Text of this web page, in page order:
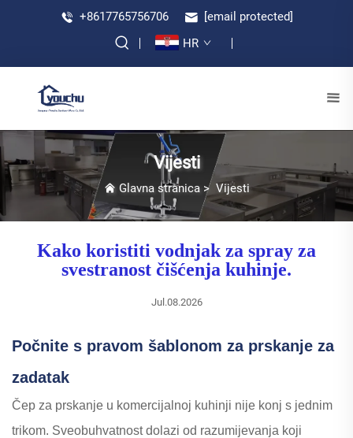
+8617765756706
[email protected]
HR
Vijesti
Glavna stranica> Vijesti
Kako koristiti vodnjak za spray za
svestranost čišćenja kuhinje.
Jul.08.2026
Počnite s pravom šablonom za prskanje za
zadatak
Čep za prskanje u komercijalnoj kuhinji nije konj s jednim
trikom. Sveobuhvatnost dolazi od razumijevanja koji